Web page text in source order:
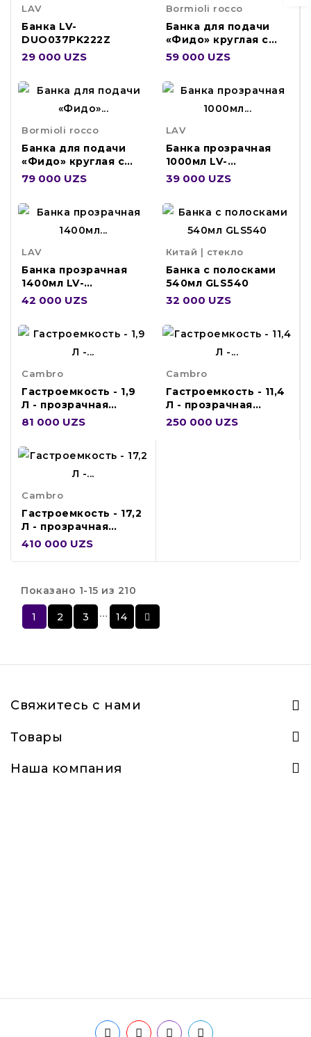
LAV
Банка LV-
DUO037PK222Z
29 000 UZS
Bormioli rocco
Банка для подачи
«Фидо» круглая с
крышкой стекло 1
59 000 UZS
Bormioli rocco
Банка для подачи
«Фидо» круглая с
крышкой стекло 2
79 000 UZS
LAV
Банка прозрачная
1000мл LV-
DUO100PK222XZ
39 000 UZS
LAV
Банка прозрачная
1400мл LV-
DUO140PK222Y
42 000 UZS
Китай | стекло
Банка с полосками
540мл GLS540
32 000 UZS
Cambro
Гастроемкость - 1,9
Л - прозрачная
2SFSPROCW135
81 000 UZS
Cambro
Гастроемкость - 11,4
Л - прозрачная
12SFSPROCW135
250 000 UZS
Cambro
Гастроемкость - 17,2
Л - прозрачная
18SFSPROCW135
410 000 UZS
Показано 1-15 из 210
1 2 3 … 14
Свяжитесь с нами
Товары
Наша компания